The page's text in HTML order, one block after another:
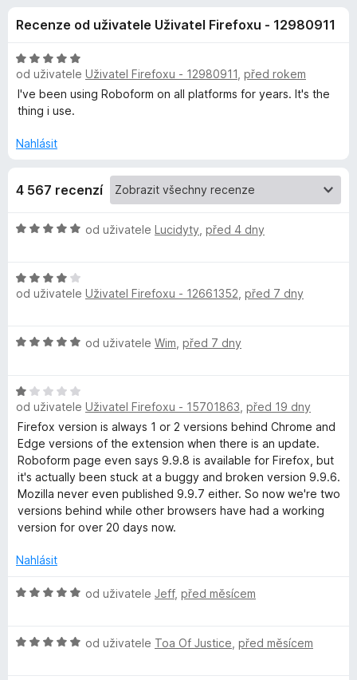
e
i
r
d
o
p
ň
k
u
o
b
o
F
o
r
m
,
z
5
Recenze od uživatele Uživatel Firefoxu - 12980911
H
o
d
n
c
í
5
od uživatele Uživatel Firefoxu - 12980911 před rokem
I've been using Roboform on all platforms for years. It's the
thing i use.
Nahlásit
4 567 recenzí
H
n
o
n
5
z
5
od uživatele Lucidyty před 4 dny
H
o
o
n
í
:
4
z
5
od uživatele Uživatel Firefoxu - 12661352 před 7 dny
H
n
o
c
e
n
:
5
z
od uživatele Wim před 7 dny
H
o
d
n
o
c
e
n
1
5
od uživatele Uživatel Firefoxu - 15701863 před 19 dny
Firefox version is always 1 or 2 versions behind Chrome and
Edge versions of the extension when there is an update.
Roboform page even says 9.9.8 is available for Firefox, but
it's actually been stuck at a buggy and broken version 9.9.6.
Mozilla never even published 9.9.7 either. So now we're two
versions behind while other browsers have had a working
version for over 20 days now.
Nahlásit
H
n
od uživatele Jeff, před měsícem
H
od uživatele Toa Of Justice před měsícem